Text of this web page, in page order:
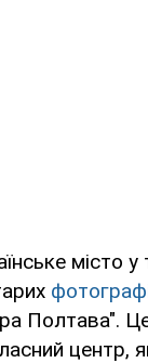
місто у
Полтава".
центр,